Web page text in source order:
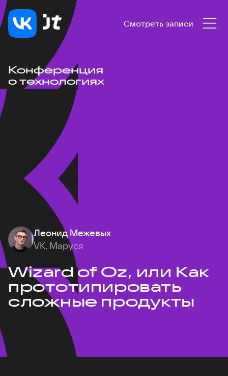
Смотреть записи
Конференция
о технологиях
Леонид Межевых
VK, Маруся
Wizard of Oz, или Как
прототипировать
сложные продукты